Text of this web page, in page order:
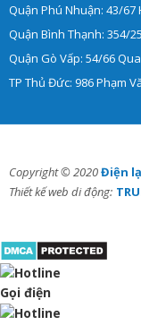
Quận Phú Nhuận: 43/67
Quận Bình Thạnh: 354/
Quận Gò Vấp: 54/66
TP Thủ Đức: 986 Phạm
Copyright © 2020Điện
Thiết kế web di động:
Gọi điện